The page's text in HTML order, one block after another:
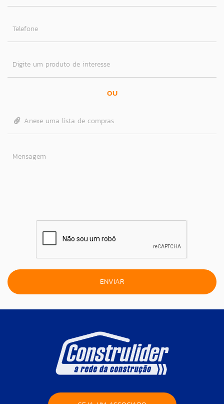
Telefone
Digite um produto de interesse
OU
Anexe uma lista de compras
Mensagem